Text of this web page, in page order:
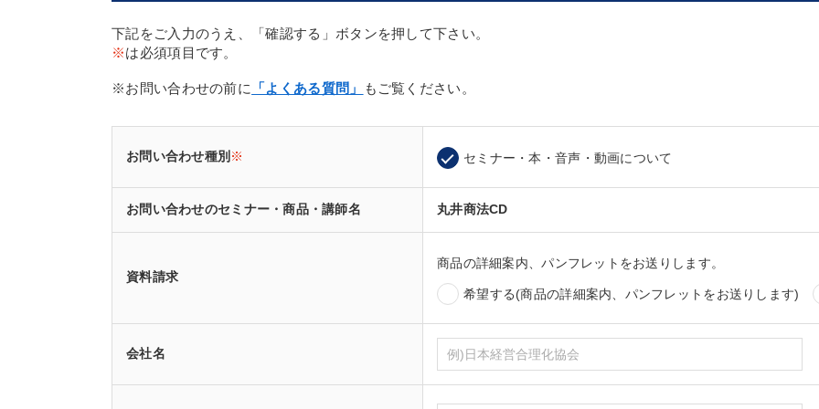
下記をご入力のうえ、「確認する」ボタンを押して下さい。
※は必須項目です。
※お問い合わせの前に 「よくある質問」 もご覧ください。
お問い合わせ種別 ※ セミナー・本・音声・動画について
お問い合わせのセミナー・商品・講師名 丸井商法CD
資料請求
商品の詳細案内、パンフレットをお送りします。
希望する(商品の詳細案内、パンフレットをお送りします)
会社名